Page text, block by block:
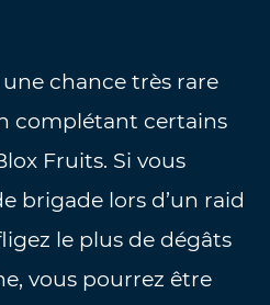
chance très rare
complétant certains
Fruits. Si vous
brigade lors d’un raid
le plus de dégâts
vous pourrez être